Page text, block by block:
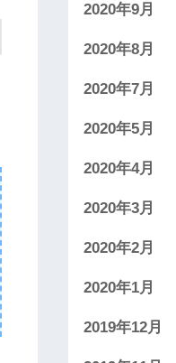
2020年9月
2020年8月
2020年7月
2020年5月
2020年4月
2020年3月
2020年2月
2020年1月
2019年12月